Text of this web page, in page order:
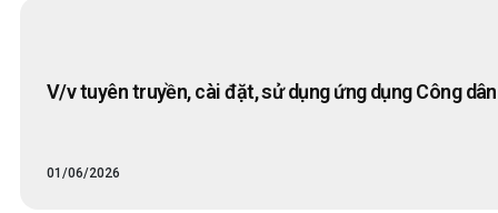
V/v tuyên truyền, cài đặt, sử dụng ứng dụng Công
01/06/2026